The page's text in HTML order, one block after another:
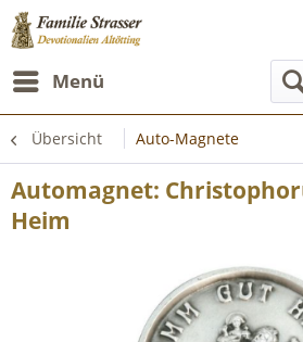
Menü
Übersicht Auto-Magnete
Automagnet:
Heim